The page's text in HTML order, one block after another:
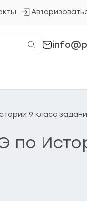
Кнопка
9 класс
по